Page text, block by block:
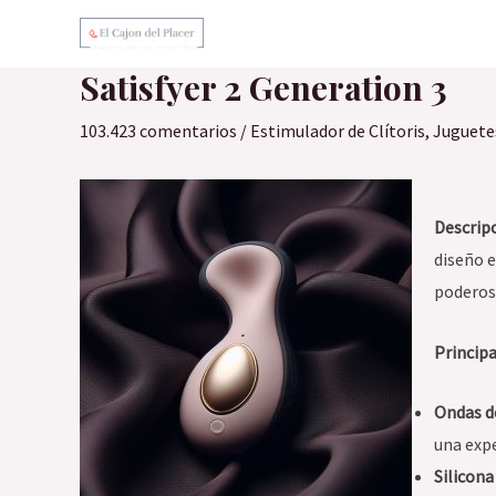
Satisfyer 2 Generation 3
103.423 comentarios / Estimulador de Clítoris,
diseño
Ondas
una
Silicona